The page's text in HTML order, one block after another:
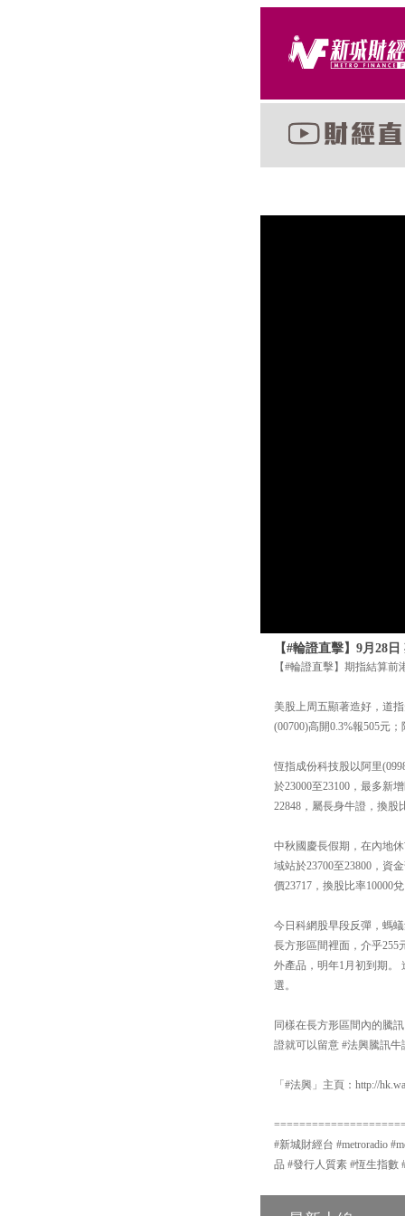
【#輪證直擊】9月28
【#輪證直擊】期指結算
美股上周五顯著造好，道
(00700)高開0.3%報505元
恆指成份科技股以阿里
於23000至23100，最多新
22848，屬長身牛證，換股
中秋國慶長假期，在內地
域站於23700至23800，資
價23717，換股比率10000
今日科網股早段反彈，螞
長方形區間裡面，介乎255
外產品，明年1月初到期。
選。
同樣在長方形區間內的騰
證就可以留意 #法興騰訊牛
「#法興」主頁：http://
#新城財經台 #metroradio
品 #發行人質素 #恆生指數